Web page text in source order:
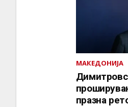
МАКЕДОНИЈА
празна